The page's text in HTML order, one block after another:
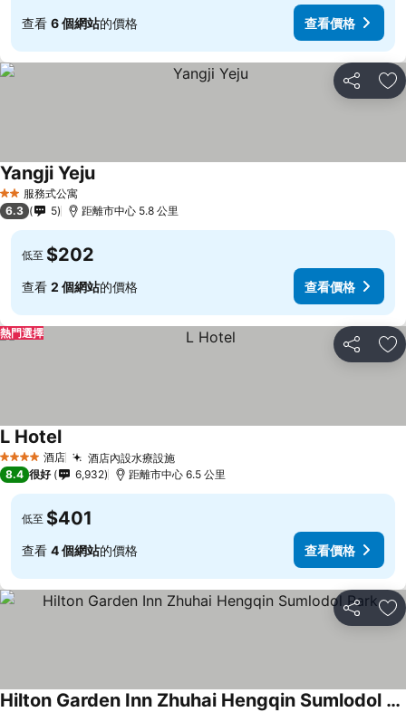
查看 6 個網站的價格 查看價格
分享 放
2 星級服務式公寓
Yangji Yeju
6.3 5 距離市中心 5.8 公里
低至 $202
查看 2 個網站的價格 查看價格
分享 放
熱門選擇
4 星級 酒店 酒店內設水療設施
L Hotel
8.4 很好 6,932 距離市中心 6.5 公里
低至 $401
查看 4 個網站的價格 查看價格
分享 放
Hilton Garden Inn Zhuhai Hengqin Sumlodol Park